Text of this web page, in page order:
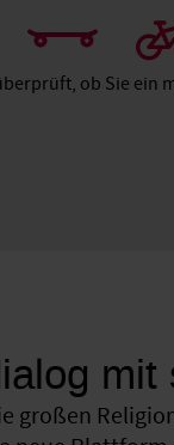
ob Sie ein
großen